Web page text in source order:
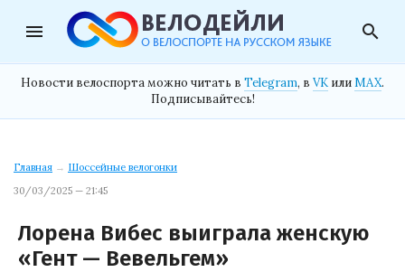
menu search
Новости велоспорта можно читать в Telegram, в VK илиMAX.
Подписывайтесь!
Главная → Шоссейные велогонки
30/03/2025 — 21:45
Лорена Вибес выиграла женскую
«Гент — Вевельгем»